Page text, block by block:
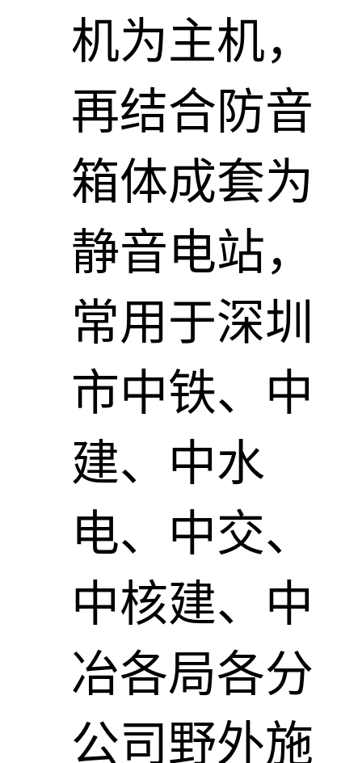
机为主机，
再结合防音
箱体成套为
静音电站，
常用于深圳
市中铁、中
建、中水
电、中交、
中核建、中
冶各局各分
公司野外施